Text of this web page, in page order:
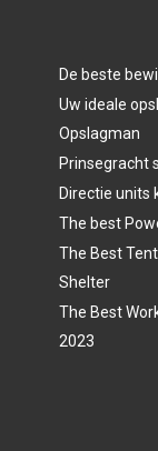
De beste
Uw ideale
Opslagman
Prinsegracht
Directie units
The best
The Best
Shelter
The Best
2023